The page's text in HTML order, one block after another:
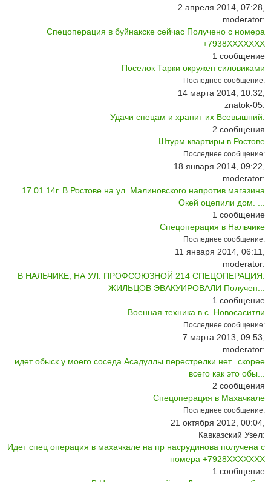
2 апреля 2014, 07:28,
moderator:
Спецоперация в буйнакске сейчас Получено с номера
+7938XXXXXXX
1 сообщение
Поселок Тарки окружен силовиками
Последнее сообщение:
14 марта 2014, 10:32,
znatok-05:
Удачи спецам и хранит их Всевышний.
2 сообщения
Штурм квартиры в Ростове
Последнее сообщение:
18 января 2014, 09:22,
moderator:
17.01.14г. В Ростове на ул. Малиновского напротив магазина
Окей оцепили дом. ...
1 сообщение
Спецоперация в Нальчике
Последнее сообщение:
11 января 2014, 06:11,
moderator:
В НАЛЬЧИКЕ, НА УЛ. ПРОФСОЮЗНОЙ 214 СПЕЦОПЕРАЦИЯ.
ЖИЛЬЦОВ ЭВАКУИРОВАЛИ Получен...
1 сообщение
Военная техника в с. Новосаситли
Последнее сообщение:
7 марта 2013, 09:53,
moderator:
идет обыск у моего соседа Асадуллы перестрелки нет.. скорее
всего как это обы...
2 сообщения
Спецоперация в Махачкале
Последнее сообщение:
21 октября 2012, 00:04,
Кавказский Узел:
Идет спец операция в махачкале на пр насрудинова получена с
номера +7928ХХХХХХХ
1 сообщение